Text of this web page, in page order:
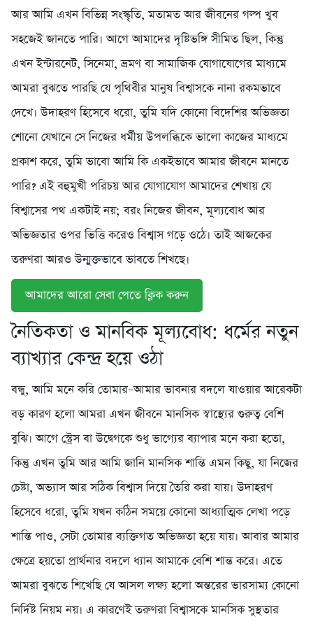
আর আমি এখন বিভিন্ন সংস্কৃতি, মতামত আর জীবনের গল্প খুব
সহজেই জানতে পারি। আগে আমাদের দৃষ্টিভঙ্গি সীমিত ছিল, কিন্তু
এখন ইন্টারনেট, সিনেমা, ভ্রমণ বা সামাজিক যোগাযোগের মাধ্যমে
আমরা বুঝতে পারছি যে পৃথিবীর মানুষ বিশ্বাসকে নানা রকমভাবে
দেখে। উদাহরণ হিসেবে ধরো, তুমি যদি কোনো বিদেশির অভিজ্ঞতা
শোনো যেখানে সে নিজের ধর্মীয় উপলব্ধিকে ভালো কাজের মাধ্যমে
প্রকাশ করে, তুমি ভাবো আমি কি একইভাবে আমার জীবনে মানতে
পারি? এই বহুমুখী পরিচয় আর যোগাযোগ আমাদের শেখায় যে
বিশ্বাসের পথ একটাই নয়; বরং নিজের জীবন, মূল্যবোধ আর
অভিজ্ঞতার ওপর ভিত্তি করেও বিশ্বাস গড়ে ওঠে। তাই আজকের
তরুণরা আরও উন্মুক্তভাবে ভাবতে শিখছে।
আমাদের আরো সেবা পেতে ক্লিক করুন
নৈতিকতা ও মানবিক মূল্যবোধ: ধর্মের নতুন
ব্যাখ্যার কেন্দ্র হয়ে ওঠা
বন্ধু, আমি মনে করি তোমার–আমার ভাবনার বদলে যাওয়ার আরেকটা
বড় কারণ হলো আমরা এখন জীবনে মানসিক স্বাস্থ্যের গুরুত্ব বেশি
বুঝি। আগে স্ট্রেস বা উদ্বেগকে শুধু ভাগ্যের ব্যাপার মনে করা হতো,
কিন্তু এখন তুমি আর আমি জানি মানসিক শান্তি এমন কিছু, যা নিজের
চেষ্টা, অভ্যাস আর সঠিক বিশ্বাস দিয়ে তৈরি করা যায়। উদাহরণ
হিসেবে ধরো, তুমি যখন কঠিন সময়ে কোনো আধ্যাত্মিক লেখা পড়ে
শান্তি পাও, সেটা তোমার ব্যক্তিগত অভিজ্ঞতা হয়ে যায়। আবার আমার
ক্ষেত্রে হয়তো প্রার্থনার বদলে ধ্যান আমাকে বেশি শান্ত করে। এতে
আমরা বুঝতে শিখেছি যে আসল লক্ষ্য হলো অন্তরের ভারসাম্য কোনো
নির্দিষ্ট নিয়ম নয়। এ কারণেই তরুণরা বিশ্বাসকে মানসিক সুস্থতার